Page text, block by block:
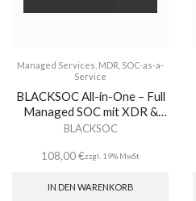
Managed Services MDR SOC-as-a-
Service
BLACKSOC All-in-One – Full
Managed SOC mit XDR &
MDR
BLACKSOC
108,00€zzgl. 19% MwSt
IN DEN WARENKORB